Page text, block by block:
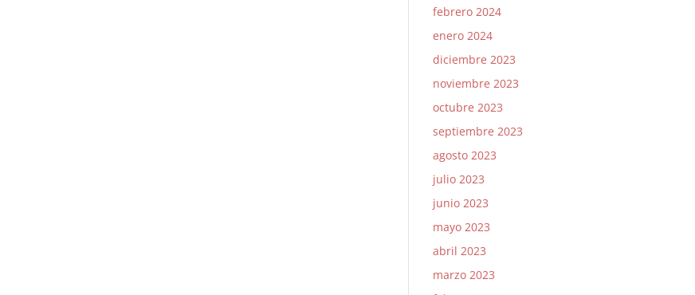
febrero 2024
enero 2024
diciembre 2023
noviembre 2023
octubre 2023
septiembre 2023
agosto 2023
julio 2023
junio 2023
mayo 2023
abril 2023
marzo 2023